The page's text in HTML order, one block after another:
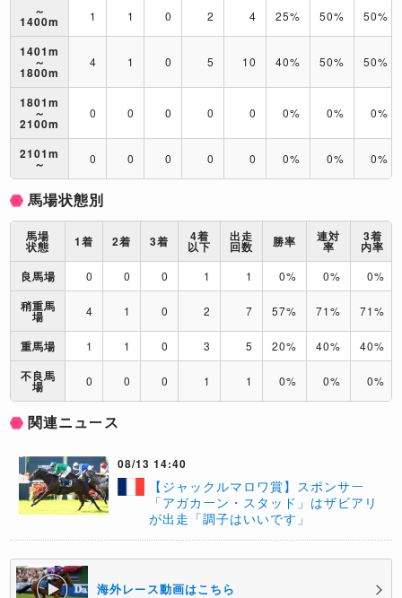
～
1400m 1 1 0 2 4 25% 50% 50%
1401m
～
1800m
4 1 0 5 10 40% 50% 50%
1801m
～
2100m
0 0 0 0 0 0% 0% 0%
2101m
～ 0 0 0 0 0 0% 0% 0%
馬場状態別
馬場
状態 1着 2着 3着 4着
以下
出走
回数 勝率 連対
率
3着
内率
良馬場
0 0 0 1 1 0% 0% 0%
稍重馬
場 4 1 0 2 7 57% 71% 71%
重馬場 1 1 0 3 5 20% 40% 40%
不良馬
場 0 0 0 1 1 0% 0% 0%
関連ニュース
08/13 14:40
【ジャックルマロワ賞】スポンサー
「アガカーン・スタッド」はザビアリ
が出走「調子はいいです」
海外レース動画はこちら